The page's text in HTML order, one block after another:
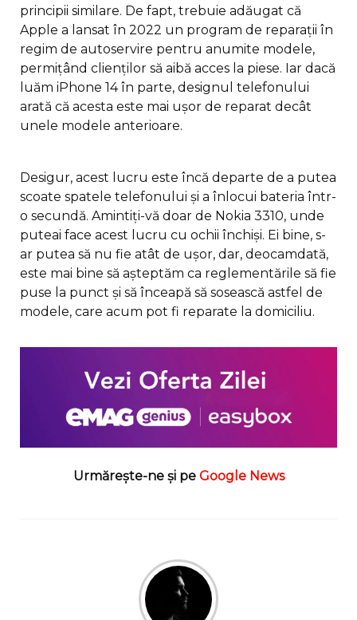
principii similare. De fapt, trebuie adăugat că
Apple a lansat în 2022 un program de reparații în
regim de autoservire pentru anumite modele,
permițând clienților să aibă acces la piese. Iar dacă
luăm iPhone 14 în parte, designul telefonului
arată că acesta este mai ușor de reparat decât
unele modele anterioare.
Desigur, acest lucru este încă departe de a putea
scoate spatele telefonului și a înlocui bateria într-
o secundă. Amintiți-vă doar de Nokia 3310, unde
puteai face acest lucru cu ochii închiși. Ei bine, s-
ar putea să nu fie atât de ușor, dar, deocamdată,
este mai bine să așteptăm ca reglementările să fie
puse la punct și să înceapă să sosească astfel de
modele, care acum pot fi reparate la domiciliu.
Urmărește-ne și pe Google News